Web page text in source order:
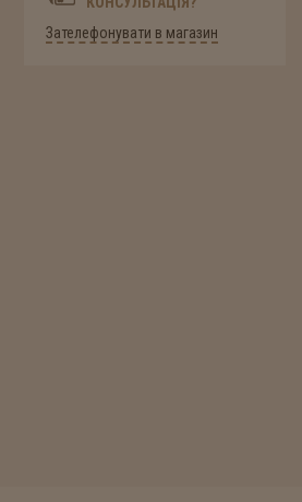
Зателефонувати в магазин